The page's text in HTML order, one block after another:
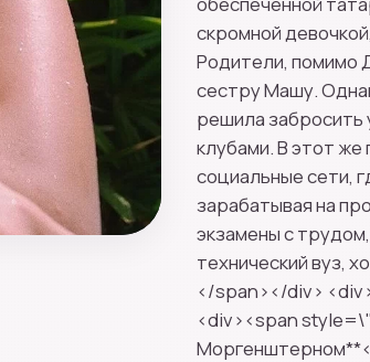
скромной
Родители, помимо
сестру Машу.
решила забросить
клубами. В этот же
социальные сети,
зарабатывая на
экзамены с
технический вуз,
</span></div>
<div><span